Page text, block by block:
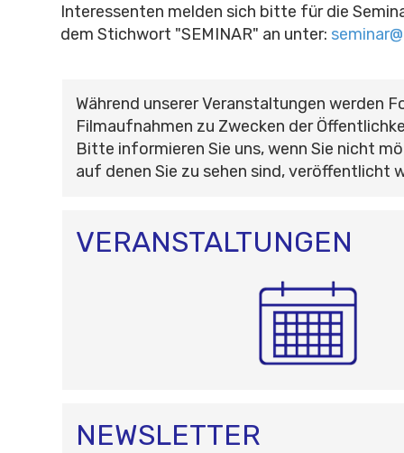
Interessenten melden sich bitte für die
dem Stichwort "SEMINAR" an unter:
Während unserer Veranstaltungen werden
Filmaufnahmen zu Zwecken der
Bitte informieren Sie uns, wenn Sie nicht
auf denen Sie zu sehen sind, veröffentlicht
VERANSTALTUNGEN
NEWSLETTER